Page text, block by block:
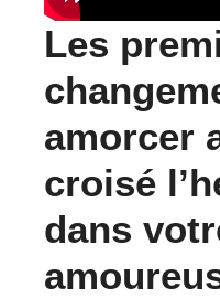
Les
amorcer
croisé
dans